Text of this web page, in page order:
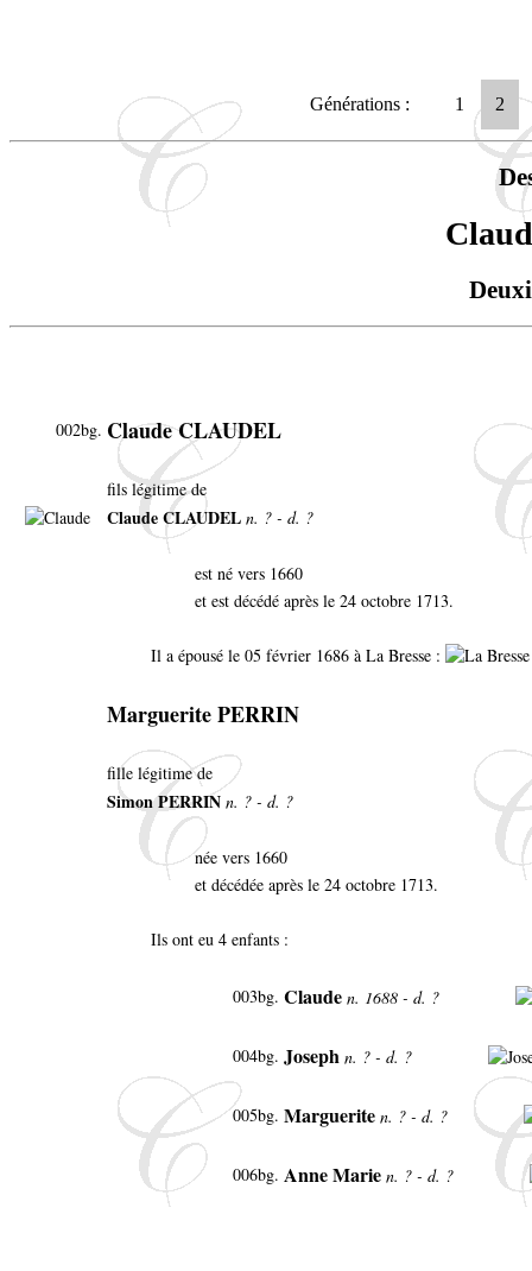
Générations : 1 2
002bg. Claude CLAUDEL
fils légitime de
Claude CLAUDEL n. ? - d. ?
est né vers 1660
et est décédé après le 24 octobre 1713.
Il a épousé le 05 février 1686 à La Bresse :
Marguerite PERRIN
fille légitime de
Simon PERRIN n. ? - d. ?
née vers 1660
et décédée après le 24 octobre 1713.
Ils ont eu 4 enfants :
003bg. Claude n. 1688 - d. ?
004bg. Joseph n. ? - d. ?
005bg. Marguerite n. ? - d. ?
006bg. Anne Marie n. ? - d. ?